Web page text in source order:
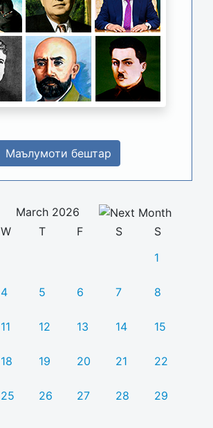
Маълумоти бештар
March 2026
W T F S
S
1
4 5 6 7 8
11 12 13 14 15
18 19 20 21 22
25 26 27 28 29